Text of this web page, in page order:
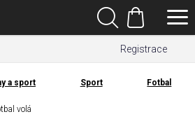
Registrace
Hledat
Nákupní
košík
a sport Sport Fotbal
volá